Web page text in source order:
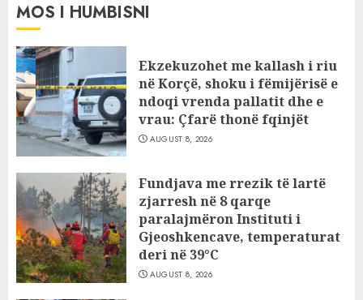
MOS I HUMBISNI
Ekzekuzohet me kallash i riu
në Korçë, shoku i fëmijërisë e
ndoqi vrenda pallatit dhe e
vrau: Çfarë thonë fqinjët
AUGUST 8, 2026
Fundjava me rrezik të lartë
zjarresh në 8 qarqe
paralajmëron Instituti i
Gjeoshkencave, temperaturat
deri në 39°C
AUGUST 8, 2026